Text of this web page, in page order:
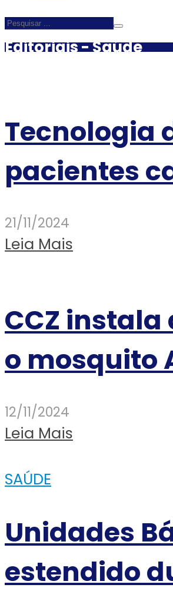
Editoriais - Saúde
Tecnologia
pacientes
21/11/2024
Leia Mais
CCZ
o mosquito
12/11/2024
Leia Mais
SAÚDE
Unidades
estendido